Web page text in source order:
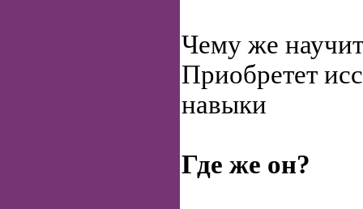
Чему же
Приобретет
навыки
Где же он?